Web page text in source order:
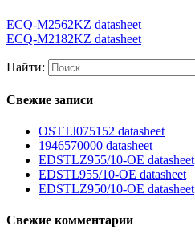
ECQ-M2562KZ datasheet
ECQ-M2182KZ datasheet
Найти:
Свежие записи
OSTTJ075152 datasheet
1946570000 datasheet
EDSTLZ955/10-OE datasheet
EDSTL955/10-OE datasheet
EDSTLZ950/10-OE datasheet
Свежие комментарии